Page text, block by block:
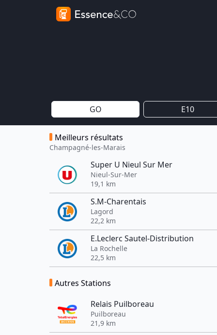
GO E10
Meilleurs résultats
Champagné-les-Marais
Super U Nieul Sur Mer
Nieul-Sur-Mer
19,1 km
S.M-Charentais
Lagord
22,2 km
E.Leclerc Sautel-Distribution
La Rochelle
22,5 km
Autres Stations
Relais Puilboreau
Puilboreau
21,9 km